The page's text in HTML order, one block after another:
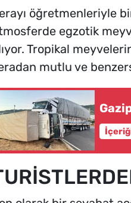
öğretmenleriyle
egzotik
Tropikal
mutlu ve